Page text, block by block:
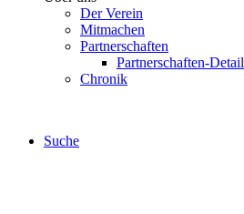
Der Verein
Mitmachen
Partnerschaften
Partnerschaften-Detail
Chronik
Suche